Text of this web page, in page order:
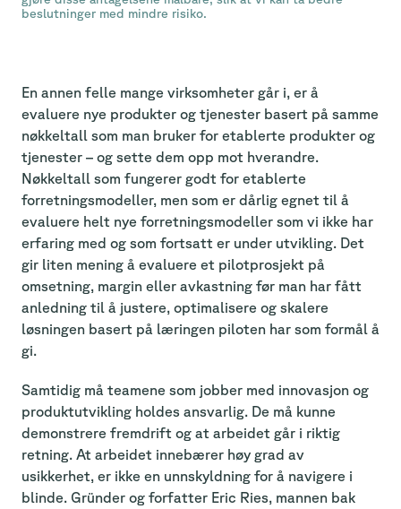
beslutninger med mindre risiko.
En annen felle mange virksomheter går i, er å
evaluere nye produkter og tjenester basert på samme
nøkkeltall som man bruker for etablerte produkter og
tjenester – og sette dem opp mot hverandre.
Nøkkeltall som fungerer godt for etablerte
forretningsmodeller, men som er dårlig egnet til å
evaluere helt nye forretningsmodeller som vi ikke har
erfaring med og som fortsatt er under utvikling. Det
gir liten mening å evaluere et pilotprosjekt på
omsetning, margin eller avkastning før man har fått
anledning til å justere, optimalisere og skalere
løsningen basert på læringen piloten har som formål å
gi.
Samtidig må teamene som jobber med innovasjon og
produktutvikling holdes ansvarlig. De må kunne
demonstrere fremdrift og at arbeidet går i riktig
retning. At arbeidet innebærer høy grad av
usikkerhet, er ikke en unnskyldning for å navigere i
blinde. Gründer og forfatter Eric Ries, mannen bak